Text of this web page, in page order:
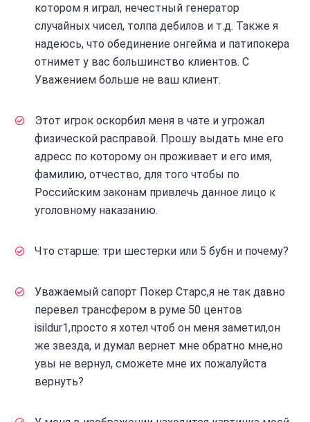
котором я играл, нечестный генератор
случайных чисел, толпа дебилов и т.д. Также я
надеюсь, что обединение онгейма и патипокера
отнимет у вас большинство клиентов. С
Уважением больше не ваш клиент.
Этот игрок оскорбил меня в чате и угрожал
физической расправой. Прошу выдать мне его
адресс по которому он проживает и его имя,
фамилию, отчество, для того чтобы по
Российским законам привлечь данное лицо к
уголовному наказанию.
Что старше: три шестерки или 5 бубн и почему?
Уважаемый сапорт Покер Старс,я не так давно
перевел трансфером в руме 50 центов
isildur1,просто я хотел чтоб он меня заметил,он
же звезда, и думал вернет мне обратно мне,но
увы не вернул, сможете мне их пожалуйста
вернуть?